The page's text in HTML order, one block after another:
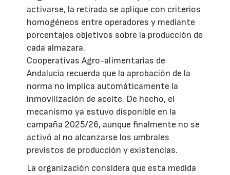
activarse, la retirada se aplique con criterios
homogéneos entre operadores y mediante
porcentajes objetivos sobre la producción de
cada almazara.
Cooperativas Agro-alimentarias de
Andalucía recuerda que la aprobación de la
norma no implica automáticamente la
inmovilización de aceite. De hecho, el
mecanismo ya estuvo disponible en la
campaña 2025/26, aunque finalmente no se
activó al no alcanzarse los umbrales
previstos de producción y existencias.
La organización considera que esta medida